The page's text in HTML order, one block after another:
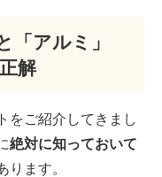
「アルミ」
解
をご紹介してきまし
絶対に知っておいて
ります。